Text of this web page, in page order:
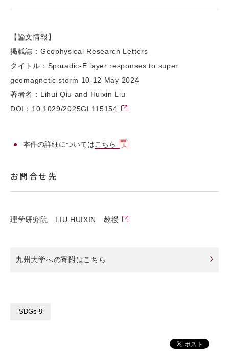
【論文情報】
掲載誌：Geophysical Research Letters
タイトル：Sporadic-E layer responses to super
geomagnetic storm 10-12 May 2024
著者名：Lihui Qiu and Huixin Liu
DOI： 10.1029/2025GL115154
本件の詳細についてはこちら
お問合せ先
理学研究院 LIU HUIXIN 教授
九州大学への寄附はこちら
SDGs 9